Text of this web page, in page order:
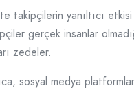
takipçilerin yanıltıcı
gerçek insanlar
zedeler.
sosyal medya